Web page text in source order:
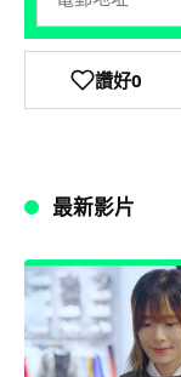
讚好0
最新影片